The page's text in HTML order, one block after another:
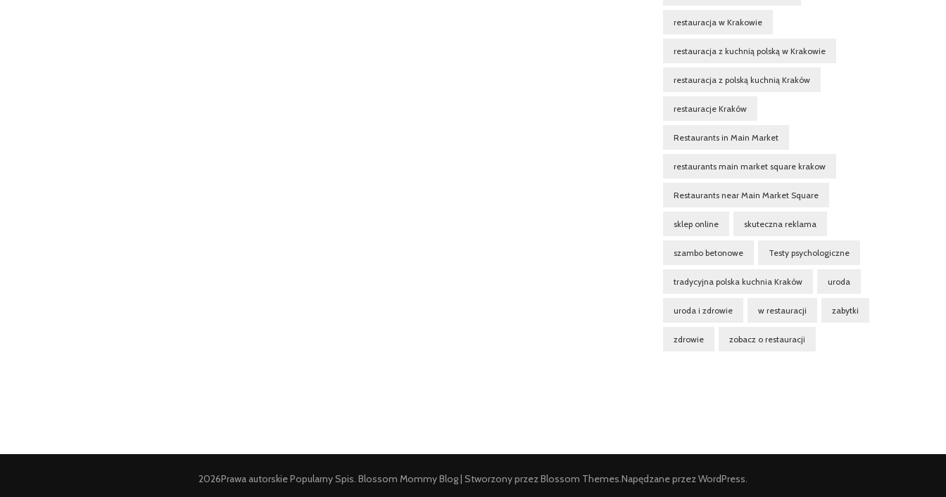
restauracja w Krakowie
restauracja z kuchnią polską w Krakowie
restauracja z polską kuchnią Kraków
restauracje Kraków
Restaurants in Main Market
restaurants main market square krakow
Restaurants near Main Market Square
sklep online skuteczna reklama
szambo betonowe Testy psychologiczne
tradycyjna polska kuchnia Kraków uroda
uroda i zdrowie w restauracji zabytki
zdrowie zobacz o restauracji
2026Prawa autorskiePopularny Spis. Blossom Mommy Blog | Stworzony przezBlossom Themes.Napędzane przezWordPress.